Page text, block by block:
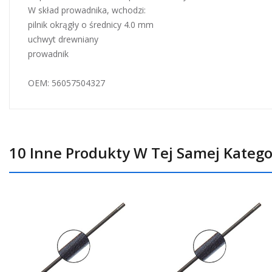
W skład prowadnika, wchodzi:
pilnik okrągły o średnicy 4.0 mm
uchwyt drewniany
prowadnik
OEM: 56057504327
10 Inne Produkty W Tej Samej